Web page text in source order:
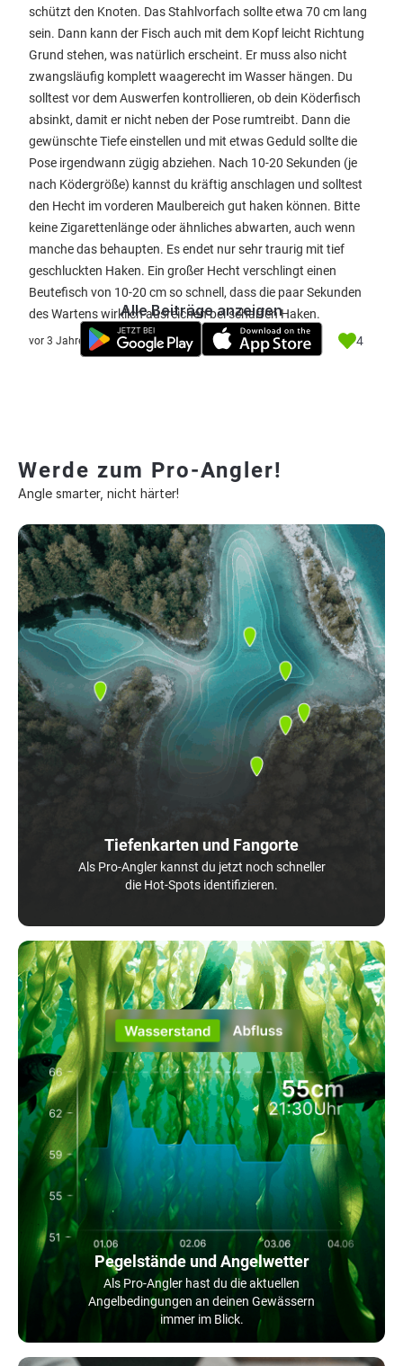
schützt den Knoten. Das Stahlvorfach sollte etwa 70 cm lang
sein. Dann kann der Fisch auch mit dem Kopf leicht Richtung
Grund stehen, was natürlich erscheint. Er muss also nicht
zwangsläufig komplett waagerecht im Wasser hängen. Du
solltest vor dem Auswerfen kontrollieren, ob dein Köderfisch
absinkt, damit er nicht neben der Pose rumtreibt. Dann die
gewünschte Tiefe einstellen und mit etwas Geduld sollte die
Pose irgendwann zügig abziehen. Nach 10-20 Sekunden (je
nach Ködergröße) kannst du kräftig anschlagen und solltest
den Hecht im vorderen Maulbereich gut haken können. Bitte
keine Zigarettenlänge oder ähnliches abwarten, auch wenn
manche das behaupten. Es endet nur sehr traurig mit tief
geschluckten Haken. Ein großer Hecht verschlingt einen
Beutefisch von 10-20 cm so schnell, dass die paar Sekunden
des Wartens wirklich ausreichen bei scharfen Haken.
vor 3 Jahre 4
Alle Beiträge anzeigen
Werde zum Pro-Angler!
Angle smarter, nicht härter!
Tiefenkarten und Fangorte
Als Pro-Angler kannst du jetzt noch schneller
die Hot-Spots identifizieren.
Pegelstände und Angelwetter
Als Pro-Angler hast du die aktuellen
Angelbedingungen an deinen Gewässern
immer im Blick.